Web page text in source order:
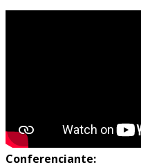
Conferenciante: